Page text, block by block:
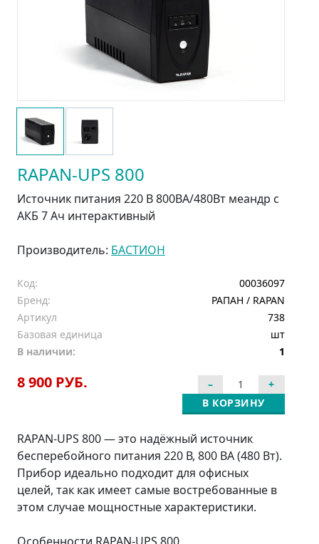
RAPAN-UPS 800
Источник питания 220 В 800ВА/480Вт меандр с
АКБ 7 Ач интерактивный
Производитель: БАСТИОН
Код:
00036097
Бренд:
РАПАН / RAPAN
Артикул
738
Базовая единица
шт
В наличии:
1
8 900 РУБ.
В КОРЗИНУ
RAPAN-UPS 800 — это надёжный источник
бесперебойного питания 220 В, 800 ВА (480 Вт).
Прибор идеально подходит для офисных
целей, так как имеет самые востребованные в
этом случае мощностные характеристики.